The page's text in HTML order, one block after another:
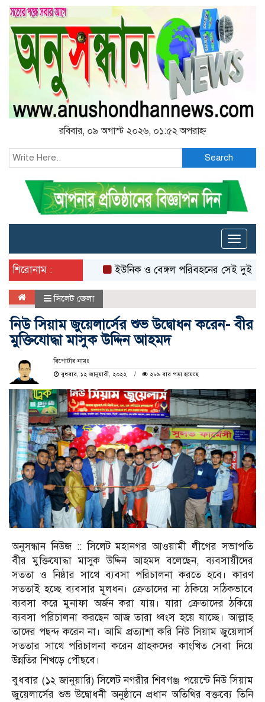
রবিবার, ০৯ অগাস্ট ২০২৬, ০১:৫২ অপরাহ্ন
Search
Toggle
শিরোনাম :
ইউনিক ও বেঙ্গল পরিবহনের সেই দুই বাসের
সিলেট জেলা
নিউ সিয়াম জুয়েলার্সের শুভ উদ্বোধন করেন- বীর
মুক্তিযোদ্ধা মাসুক উদ্দিন আহমদ
রিপোর্টার নামঃ
বুধবার, ১২ জানুয়ারী, ২০২২
২৮৯ বার পড়া হয়েছে
অনুসন্ধান নিউজ :: সিলেট মহানগর আওয়ামী লীগের সভাপতি
বীর মুক্তিযোদ্ধা মাসুক উদ্দিন আহমদ বলেছেন, ব্যবসায়ীদের
সততা ও নিষ্ঠার সাথে ব্যবসা পরিচালনা করতে হবে। কারণ
সততাই হচ্ছে ব্যবসার মূলধন। ক্রেতাদের না ঠকিয়ে সঠিকভাবে
ব্যবসা করে মুনাফা অর্জন করা যায়। যারা ক্রেতাদের ঠকিয়ে
ব্যবসা পরিচালনা করছেন আজ তারা ধ্বংস হয়ে যাচ্ছে। আল্লাহ
তাদের পছন্দ করেন না। আমি প্রত্যাশা করি নিউ সিয়াম জুয়েলার্স
সততার সাথে পরিচালনা করেন গ্রাহকদের কাংখিত সেবা দিয়ে
উন্নতির শিখড়ে পৌছবে।
বুধবার (১২ জানুয়ারি) সিলেট নগরীর শিবগঞ্জ পয়েন্টে নিউ সিয়াম
জুয়েলার্সের শুভ উদ্বোধনী অনুষ্ঠানে প্রধান অতিথির বক্তব্যে তিনি